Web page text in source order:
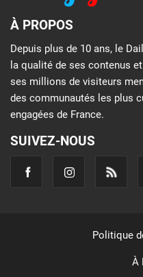
À PROPOS
Depuis plus de 10 ans, le
la qualité de ses contenus
ses millions de visiteurs
des communautés les plus
engagées de France.
SUIVEZ-NOUS
Politique
À